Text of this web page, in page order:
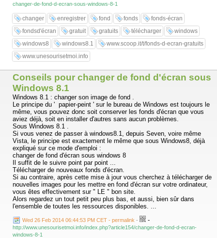
changer-de-fond-d-ecran-sous-windows-8-1
changer enregistrer fond fonds
fonds-écran
fondsd'écran
gratuit gratuits télécharger
windows
windows8
windows8.1
www.scoop.it/t/fonds-d-ecran-gratuits
www.unesourisetmoi.info
Conseils pour changer de fond d'écran sous
Windows 8.1
Windows 8.1 : changer son image de fond .
Le principe du ' papier-peint ' sur le bureau de Windows est toujours le
même, vous pouvez donc soit conserver les fonds d'écran que vous
aviez déjà, soit en installer d'autres sans aucun problèmes.
Sous Windows 8.1 .
Si vous venez de passer à windows8.1, depuis Seven, voire même
Vista, le principe est exactement le même que sous Windows8, déjà
expliqué sur ce mode d'emploi :
changer de fond d'écran sous windows 8
Il suffit de le suivre point par point ...
Télécharger de nouveaux fonds d'écran.
Si au contraire, après cette mise à jour vous cherchez à télécharger de
nouvelles images pour les mettre en fond d'écran sur votre ordinateur,
vous êtes effectivement sur " LE " bon site.
Alors regardez un tout petit peu plus bas, et aussi, bien sûr dans
l'ensemble de toutes les ressources disponibles. ...
Wed 26 Feb 2014 06:44:53 PM CET - permalink - -
http://www.unesourisetmoi.info/index.php?article154/changer-de-fond-d-ecran-
windows-8-1